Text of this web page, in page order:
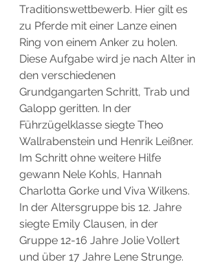
Traditionswettbewerb. Hier gilt es
zu Pferde mit einer Lanze einen
Ring von einem Anker zu holen.
Diese Aufgabe wird je nach Alter in
den verschiedenen
Grundgangarten Schritt, Trab und
Galopp geritten. In der
Führzügelklasse siegte Theo
Wallrabenstein und Henrik Leißner.
Im Schritt ohne weitere Hilfe
gewann Nele Kohls, Hannah
Charlotta Gorke und Viva Wilkens.
In der Altersgruppe bis 12. Jahre
siegte Emily Clausen, in der
Gruppe 12-16 Jahre Jolie Vollert
und über 17 Jahre Lene Strunge.